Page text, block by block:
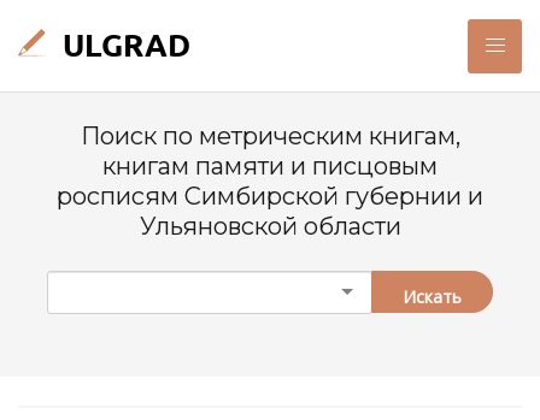
Поиск по метрическим книгам,
книгам памяти и писцовым
росписям Симбирской губернии и
Ульяновской области
Искать